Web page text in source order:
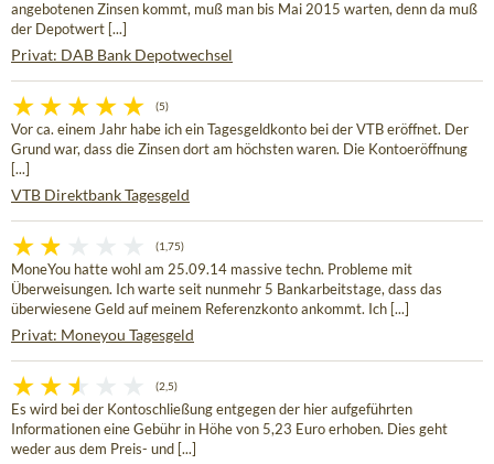
angebotenen Zinsen kommt, muß man bis Mai 2015 warten, denn da muß
der Depotwert [...]
Privat: DAB Bank Depotwechsel
(5)
Vor ca. einem Jahr habe ich ein Tagesgeldkonto bei der VTB eröffnet. Der
Grund war, dass die Zinsen dort am höchsten waren. Die Kontoeröffnung
[...]
VTB Direktbank Tagesgeld
(1,75)
MoneYou hatte wohl am 25.09.14 massive techn. Probleme mit
Überweisungen. Ich warte seit nunmehr 5 Bankarbeitstage, dass das
überwiesene Geld auf meinem Referenzkonto ankommt. Ich [...]
Privat: Moneyou Tagesgeld
(2,5)
Es wird bei der Kontoschließung entgegen der hier aufgeführten
Informationen eine Gebühr in Höhe von 5,23 Euro erhoben. Dies geht
weder aus dem Preis- und [...]